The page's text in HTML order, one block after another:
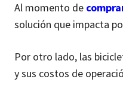
Al momento de
solución que impacta
Por otro lado, las
y sus costos de